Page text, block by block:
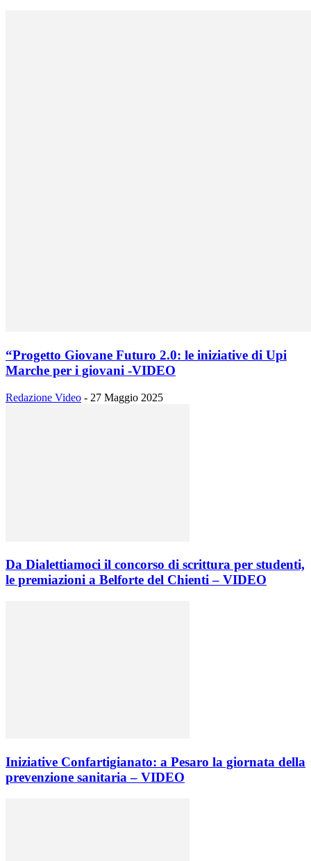
“Progetto Giovane Futuro 2.0: le iniziative di Upi
Marche per i giovani -VIDEO
Redazione Video - 27 Maggio 2025
Da Dialettiamoci il concorso di scrittura per studenti,
le premiazioni a Belforte del Chienti – VIDEO
Iniziative Confartigianato: a Pesaro la giornata della
prevenzione sanitaria – VIDEO